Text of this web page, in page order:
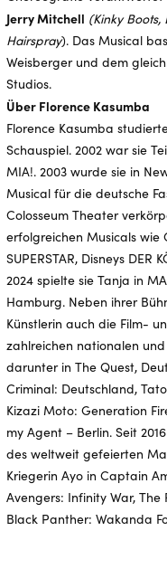
Jerry Mitchell (Kinky
Hairspray). Das Musical
Weisberger und dem
Studios.
Über Florence Kasumba
Florence Kasumba
Schauspiel. 2002 war sie
MIA!. 2003 wurde sie in
Musical für die deutsche
Colosseum Theater
erfolgreichen Musicals wie
SUPERSTAR, Disneys DER
2024 spielte sie Tanja in
Hamburg. Neben ihrer
Künstlerin auch die Film-
zahlreichen nationalen
darunter in The Quest,
Criminal: Deutschland,
Kizazi Moto: Generation
my Agent – Berlin. Seit
des weltweit gefeierten
Kriegerin Ayo in Captain
Avengers: Infinity War,
Black Panther: Wakanda